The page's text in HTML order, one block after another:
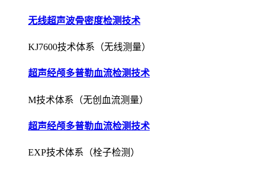
无线超声波骨密度检测技术
KJ7600技术体系（无线测量）
超声经颅多普勒血流检测技术
M技术体系（无创血流测量）
超声经颅多普勒血流检测技术
EXP技术体系（栓子检测）